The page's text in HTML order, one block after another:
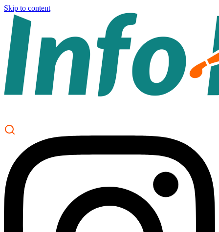
Skip to content